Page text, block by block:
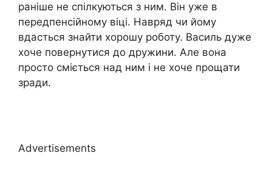
раніше не спілкуються з ним. Він уже в
передпенсійному віці. Навряд чи йому
вдасться знайти хорошу роботу. Василь дуже
хоче повернутися до дружини. Але вона
просто сміється над ним і не хоче прощати
зради.
Advertisements